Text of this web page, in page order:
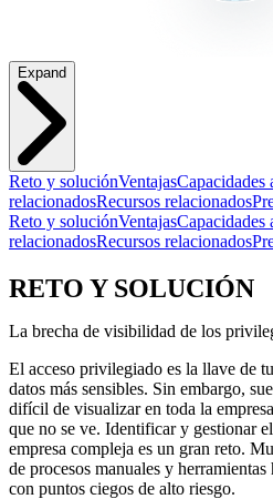
Expand
Reto y soluciónVentajasCapacidades
relacionadosRecursos relacionados
Reto y soluciónVentajasCapacidades
relacionadosRecursos relacionados
RETO Y SOLUCIÓN
La brecha de visibilidad de los
El acceso privilegiado es la llave de
datos más sensibles. Sin embargo,
difícil de visualizar en toda la
que no se ve. Identificar y gestionar
empresa compleja es un gran reto.
de procesos manuales y herramientas
con puntos ciegos de alto riesgo.